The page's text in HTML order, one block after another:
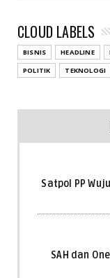
CLOUD LABELS
BISNIS HEADLINE
POLITIK
TEKNOLOGI
Satpol PP
SAH dan